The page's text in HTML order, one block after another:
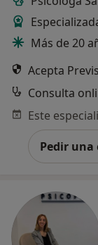
Más de 20
Acepta
Consulta
Pedir una